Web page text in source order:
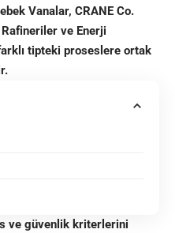
Vanalar, CRANE Co.
ve Enerji
tipteki proseslere ortak
ve güvenlik kriterlerini